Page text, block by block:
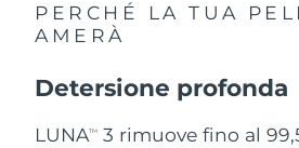
PERCHÉ LA TUA
AMERÀ
Detersione profonda
LUNATM
3 rimuove fino al
Spagna
Svezia
Svizzera